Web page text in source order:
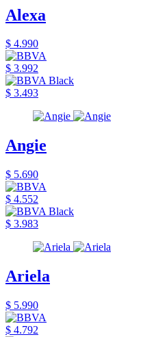
Alexa
$ 4.990
$ 3.992
$ 3.493
Angie
$ 5.690
$ 4.552
$ 3.983
Ariela
$ 5.990
$ 4.792